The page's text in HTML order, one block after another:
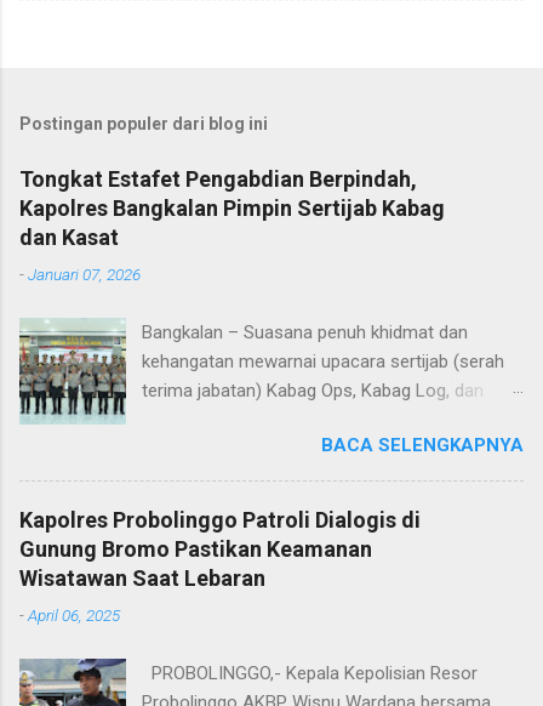
Postingan populer dari blog ini
Tongkat Estafet Pengabdian Berpindah,
Kapolres Bangkalan Pimpin Sertijab Kabag
dan Kasat
-Januari 07, 2026
Bangkalan – Suasana penuh khidmat dan
kehangatan mewarnai upacara sertijab (serah
terima jabatan) Kabag Ops, Kabag Log, dan
Aula Sarja Arya Racana Polres Bangkalan, Rabu
(07/01/2026). Upacara tersebut menjadi
momen penting bagi jajaran Polres Bangkalan,
bukan hanya sebagai pergantian jabatan
struktural, tetapi juga sebagai bentuk regenerasi
jabatan Kabag Log Polres Bangkalan untuk
BACA SELENGKAPNYA
Kapolres Probolinggo Patroli Dialogis di
Gunung Bromo Pastikan Keamanan
Wisatawan Saat Lebaran
-April 06, 2025
PROBOLINGGO,- Kepala Kepolisian Resor